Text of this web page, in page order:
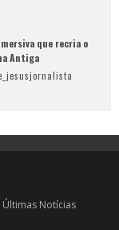
que recria o
Antiga
Últimas Notícias